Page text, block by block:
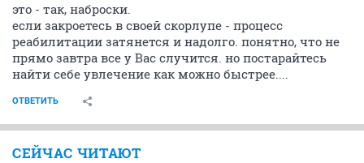
это - так, наброски.
если закроетесь в своей скорлупе - процесс
реабилитации затянется и надолго. понятно, что не
прямо завтра все у Вас случится. но постарайтесь
найти себе увлечение как можно быстрее....
ОТВЕТИТЬ
СЕЙЧАС ЧИТАЮТ